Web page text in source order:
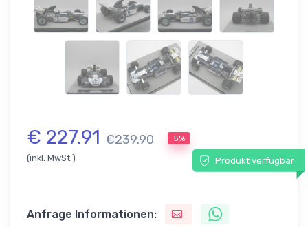
€ 227.91 €239.90 5%
(inkl. MwSt.) Produkt verfügbar
Anfrage Informationen: